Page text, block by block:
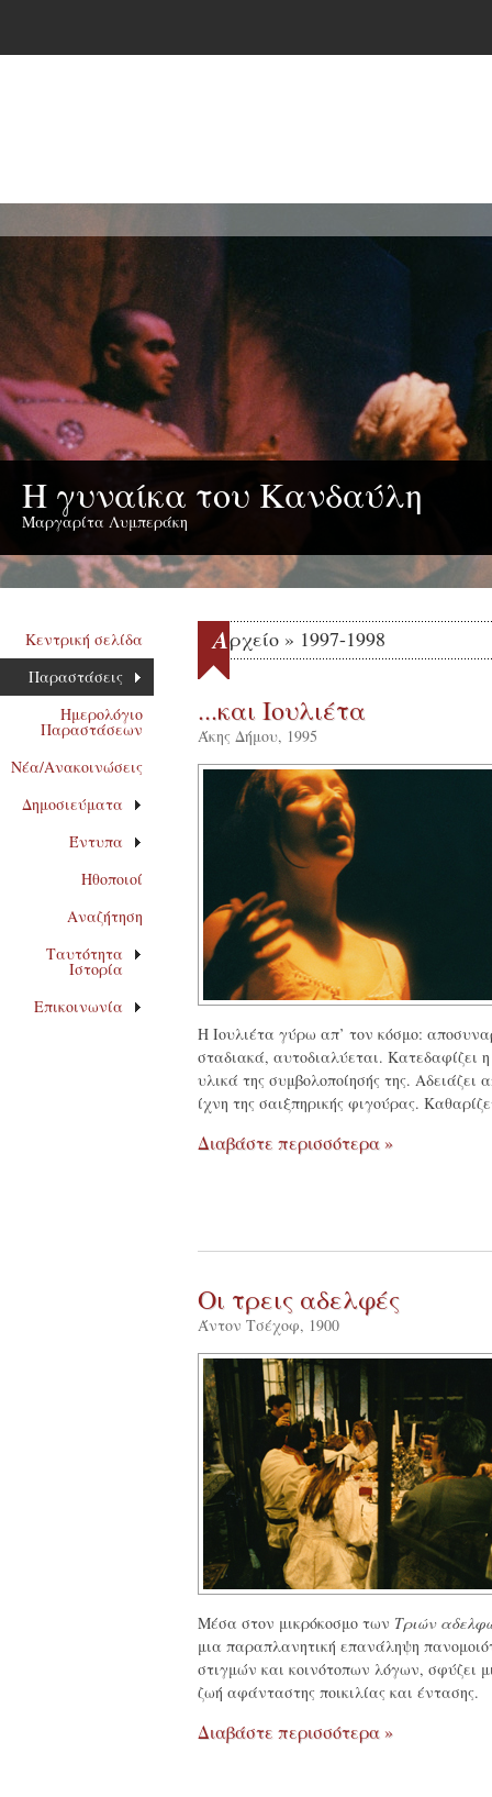
Η γυναίκα του Κανδαύλη
Μαργαρίτα Λυμπεράκη
Κεντρική σελίδα
Παραστάσεις
Ημερολόγιο
Παραστάσεων
Νέα/Ανακοινώσεις
Δημοσιεύματα
Έντυπα
Ηθοποιοί
Αναζήτηση
Ταυτότητα
Ιστορία
Επικοινωνία
Αρχείο » 1997-1998
...και Ιουλιέτα
Άκης Δήμου, 1995
Η Ιουλιέτα γύρω απ’ τον κόσμο:
σταδιακά, αυτοδιαλύεται. Κατεδαφίζει
υλικά της συμβολοποίησής της. Αδειάζει
ίχνη της σαιξπηρικής φιγούρας.
Διαβάστε περισσότερα »
Οι τρεις αδελφές
Άντον Τσέχοφ, 1900
Μέσα στον μικρόκοσμο των Τριών
μια παραπλανητική επανάληψη
στιγμών και κοινότοπων λόγων, σφύζει
ζωή αφάνταστης ποικιλίας και έντασης.
Διαβάστε περισσότερα »